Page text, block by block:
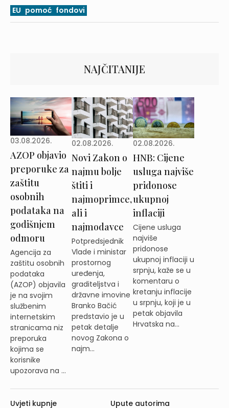
EU pomoć fondovi
NAJČITANIJE
03.08.2026.
AZOP objavio
preporuke za
zaštitu
osobnih
podataka na
godišnjem
odmoru
Agencija za
zaštitu osobnih
podataka
(AZOP) objavila
je na svojim
službenim
internetskim
stranicama niz
preporuka
kojima se
korisnike
upozorava na ...
02.08.2026.
Novi Zakon o
najmu bolje
štiti i
najmoprimce,
ali i
najmodavce
Potpredsjednik
Vlade i ministar
prostornog
uređenja,
graditeljstva i
državne imovine
Branko Bačić
predstavio je u
petak detalje
novog Zakona o
najm...
02.08.2026.
HNB: Cijene
usluga najviše
pridonose
ukupnoj
inflaciji
Cijene usluga
najviše
pridonose
ukupnoj inflaciji u
srpnju, kaže se u
komentaru o
kretanju inflacije
u srpnju, koji je u
petak objavila
Hrvatska na...
Uvjeti kupnje Upute autorima